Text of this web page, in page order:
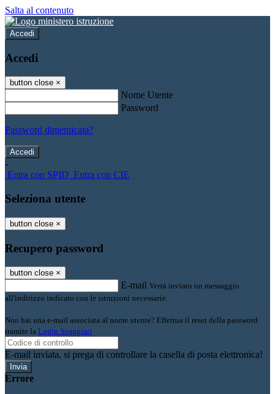
Salta al contenuto
Accedi
Accedi
button close ×
Nome Utente
Password
Password dimenticata?
-
Entra con SPID Entra con CIE
Seleziona utente
button close ×
Recupero password
button close ×
E-mail Verrà inviato un messaggio
all'indirizzo indicato con le istruzioni necessarie.
Non hai una e-mail associata al nome utente? Effettua il reset della password
tramite la Login Spaggiari
E-mail inviata, si prega di controllare la casella di posta elettronica!
Errore